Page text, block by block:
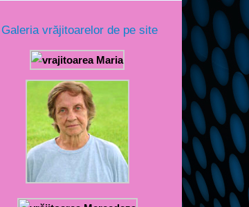
Galeria vrăjitoarelor de pe site